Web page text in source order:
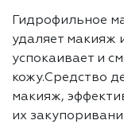
Гидрофильное
удаляет макияж
успокаивает и
кожу.Средство
макияж,
их